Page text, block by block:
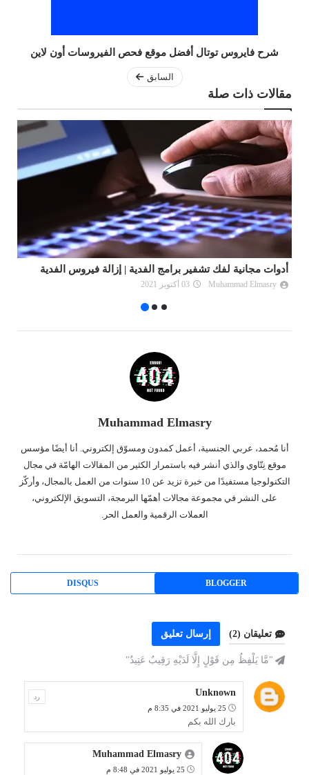
شرح فايروس توتال أفضل موقع فحص الفيروسات أون لاين
السابق
مقالات ذات صلة
أدوات مجانية لفك تشفير برامج الفدية | إزالة فيروس الفدية
Muhammad Elmasry 03 أكتوبر 2021
Muhammad Elmasry
أنا مُحمد، عربي الجنسية، أعمل كمدون ومسوّق إلكتروني. أنا أيضًا مؤسس
موقع نِتّاوي والذي أنشر فيه باستمرار الكثير من المقالات الهامّة في مجال
التكنولوجيا مستفيدًا من خبرة تزيد عن 10 سنوات من العمل بالمجال، وأركّز
على النشر في مجموعة مجالات أهمّها البرمجة، التسويق الإلكتروني،
العملات الرقمية والعمل الحر.
BLOGGER
DISQUS
تعليقان (2) إرسال تعليق
"مَّا يَلْفِظُ مِن قَوْلٍ إِلَّا لَدَيْهِ رَقِيبٌ عَتِيدٌ"
Unknown
25 يوليو 2021 في 8:35 م
بارك الله بكم
رد
Muhammad Elmasry
25 يوليو 2021 في 8:48 م